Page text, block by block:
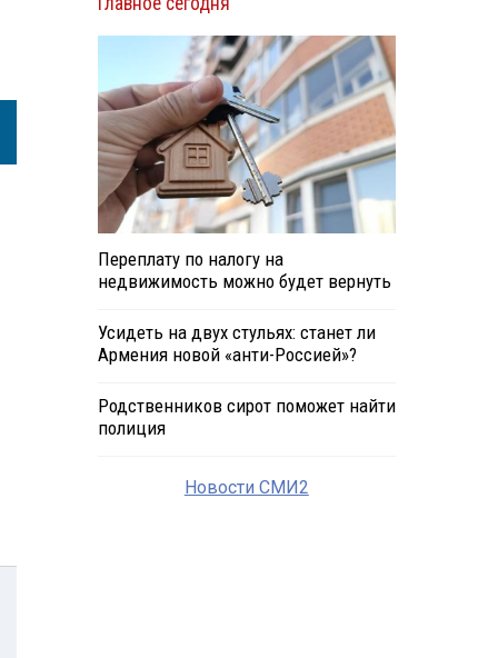
Переплату по налогу на
недвижимость можно будет вернуть
Усидеть на двух стульях: станет ли
Армения новой «анти-Россией»?
Родственников сирот поможет найти
полиция
Новости СМИ2